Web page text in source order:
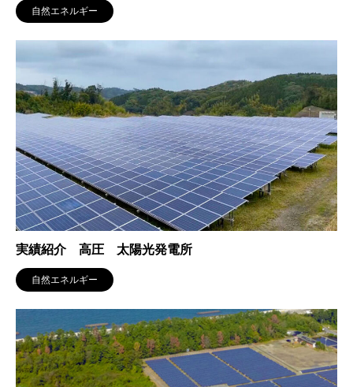
自然エネルギー
実績紹介 高圧 太陽光発電所
自然エネルギー